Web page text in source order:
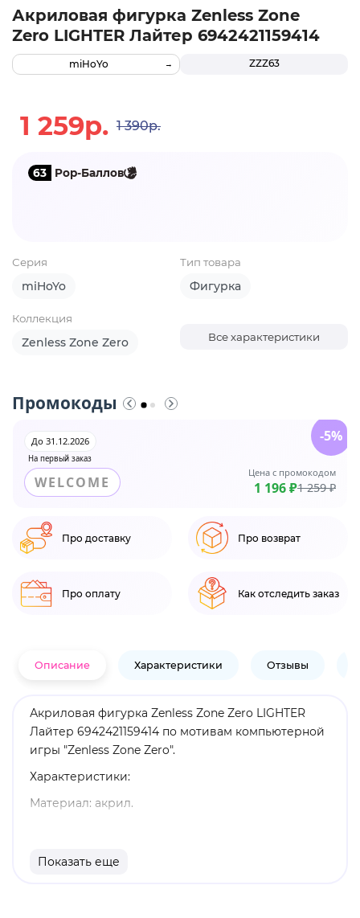
Акриловая фигурка Zenless Zone
Zero LIGHTER Лайтер 6942421159414
ZZZ63
miHoYo
1 259р. 1 390р.
63 Pop-Баллов
Серия
miHoYo
Тип товара
Фигурка
Коллекция
Zenless Zone Zero Все характеристики
Промокоды
На первый заказ
До 31.12.2026
WELCOME
Цена с промокодом
1 196 ₽1 259 ₽
-5%
Про доставку Про возврат
Про оплату Как отследить заказ
Описание Характеристики Отзывы
Акриловая фигурка Zenless Zone Zero LIGHTER
Лайтер 6942421159414 по мотивам компьютерной
игры "Zenless Zone Zero".
Характеристики:
Материал: акрил.
Оригинальный и официально лицензированный
Показать еще